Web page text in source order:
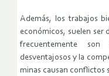
Además, los trabajos
económicos, suelen ser
frecuentemente
desventajosos y la
minas causan conflictos